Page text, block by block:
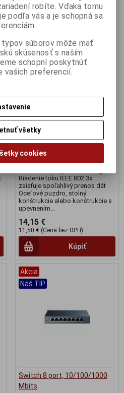
Switch 5 port, 10/100/1000
EAN:
Part No.:LS105G
TP-Link LS105G 5xGigabit
Desktop Switch fanless RJ45 s
/ 1000Mb / s podporujúce Auto-
MDI / MDIX Technológia Green
Riadenie toku IEEE 802.3x
zaisťuje spoľahlivý prenos dát
Oceľové puzdro, stolný
konštrukcie alebo konštrukcie s
upevnením...
14,15 €
11,50 € (Cena bez DPH)
Kúpiť
Akcia
Náš TIP
Switch 8 port, 10/100/1000
Mbits
robíte. Vďaka tomu
podľa vás a je schopná sa
súborov môže mať
skúsenosť s naším
schopní poskytnúť
vašich preferencií.
všetky
cookies